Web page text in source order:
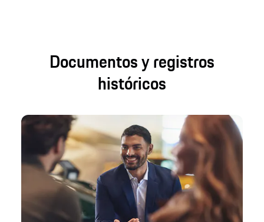
Documentos y registros
históricos